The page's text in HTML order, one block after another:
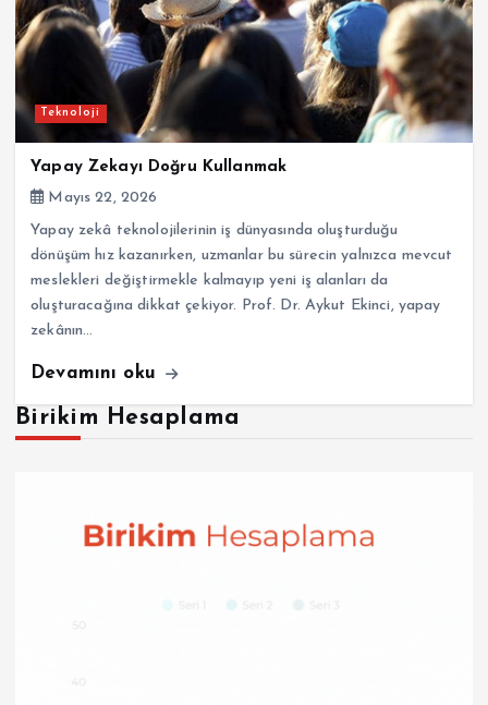
Teknoloji
Yapay Zekayı Doğru Kullanmak
Mayıs 22, 2026
Yapay zekâ teknolojilerinin iş dünyasında oluşturduğu
dönüşüm hız kazanırken, uzmanlar bu sürecin yalnızca mevcut
meslekleri değiştirmekle kalmayıp yeni iş alanları da
oluşturacağına dikkat çekiyor. Prof. Dr. Aykut Ekinci, yapay
zekânın…
Devamını oku
Birikim Hesaplama